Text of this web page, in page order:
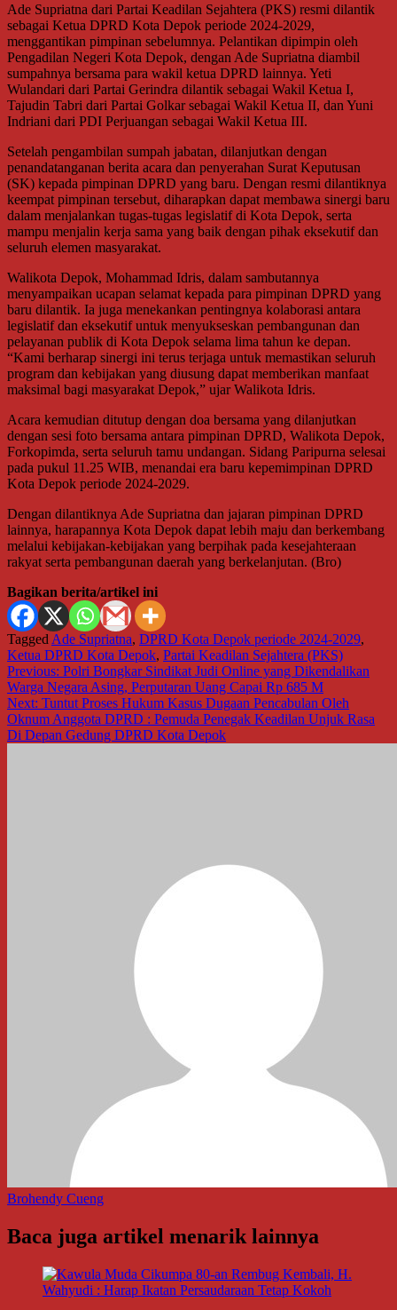
Ade Supriatna dari Partai Keadilan Sejahtera (PKS) resmi dilantik
sebagai Ketua DPRD Kota Depok periode 2024-2029,
menggantikan pimpinan sebelumnya. Pelantikan dipimpin oleh
Pengadilan Negeri Kota Depok, dengan Ade Supriatna diambil
sumpahnya bersama para wakil ketua DPRD lainnya. Yeti
Wulandari dari Partai Gerindra dilantik sebagai Wakil Ketua I,
Tajudin Tabri dari Partai Golkar sebagai Wakil Ketua II, dan Yuni
Indriani dari PDI Perjuangan sebagai Wakil Ketua III.
Setelah pengambilan sumpah jabatan, dilanjutkan dengan
penandatanganan berita acara dan penyerahan Surat Keputusan
(SK) kepada pimpinan DPRD yang baru. Dengan resmi dilantiknya
keempat pimpinan tersebut, diharapkan dapat membawa sinergi baru
dalam menjalankan tugas-tugas legislatif di Kota Depok, serta
mampu menjalin kerja sama yang baik dengan pihak eksekutif dan
seluruh elemen masyarakat.
Walikota Depok, Mohammad Idris, dalam sambutannya
menyampaikan ucapan selamat kepada para pimpinan DPRD yang
baru dilantik. Ia juga menekankan pentingnya kolaborasi antara
legislatif dan eksekutif untuk menyukseskan pembangunan dan
pelayanan publik di Kota Depok selama lima tahun ke depan.
“Kami berharap sinergi ini terus terjaga untuk memastikan seluruh
program dan kebijakan yang diusung dapat memberikan manfaat
maksimal bagi masyarakat Depok,” ujar Walikota Idris.
Acara kemudian ditutup dengan doa bersama yang dilanjutkan
dengan sesi foto bersama antara pimpinan DPRD, Walikota Depok,
Forkopimda, serta seluruh tamu undangan. Sidang Paripurna selesai
pada pukul 11.25 WIB, menandai era baru kepemimpinan DPRD
Kota Depok periode 2024-2029.
Dengan dilantiknya Ade Supriatna dan jajaran pimpinan DPRD
lainnya, harapannya Kota Depok dapat lebih maju dan berkembang
melalui kebijakan-kebijakan yang berpihak pada kesejahteraan
rakyat serta pembangunan daerah yang berkelanjutan. (Bro)
Bagikan berita/artikel ini
Tagged Ade Supriatna, DPRD Kota Depok periode 2024-2029,
Ketua DPRD Kota Depok, Partai Keadilan Sejahtera (PKS)
Navigasi
pos
Previous: Polri Bongkar Sindikat Judi Online yang Dikendalikan
Warga Negara Asing, Perputaran Uang Capai Rp 685 M
Next: Tuntut Proses Hukum Kasus Dugaan Pencabulan Oleh
Oknum Anggota DPRD : Pemuda Penegak Keadilan Unjuk Rasa
Di Depan Gedung DPRD Kota Depok
Brohendy Cueng
Baca juga artikel menarik lainnya